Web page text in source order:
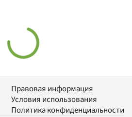
Правовая информация
Условия использования
Политика конфиденциальности